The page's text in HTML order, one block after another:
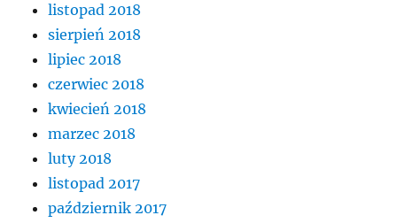
listopad 2018
sierpień 2018
lipiec 2018
czerwiec 2018
kwiecień 2018
marzec 2018
luty 2018
listopad 2017
październik 2017